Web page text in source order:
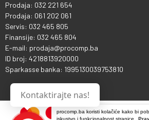
procomp.ba koristi kolačiće kako bi
iskustvo i funkcionalnost stranice.
Prodaja: 032 221 654
Prodaja: 061 202 061
Servis: 032 465 805
Finansije: 032 465 804
E-mail: prodaja@procomp.ba
ID broj: 4218813920000
Sparkasse banka: 1995130039753810
Kontaktirajte nas!